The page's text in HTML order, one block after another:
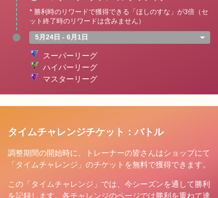
* 勝利時のリワードで獲得できる「ほしのすな」が3倍（セ
ット終了時のリワードは含みません）
5月24日 - 6月1日
スーパーリーグ
ハイパーリーグ
マスターリーグ
タイムチャレンジチケット：バトル
調整期間の開始時に、トレーナーの皆さんはショップにて
「タイムチャレンジ」のチケットを無料で獲得できます。
この「タイムチャレンジ」では、今シーズンを通して勝利
を記録します。各チャレンジのページでは勝利を重ねて達